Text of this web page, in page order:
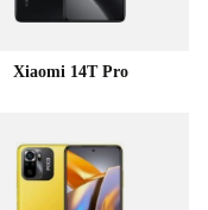
Xiaomi 14T Pro